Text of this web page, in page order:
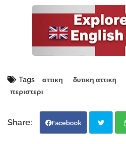
Tags αττικη δυτικη αττικη
περιστερι
Facebook